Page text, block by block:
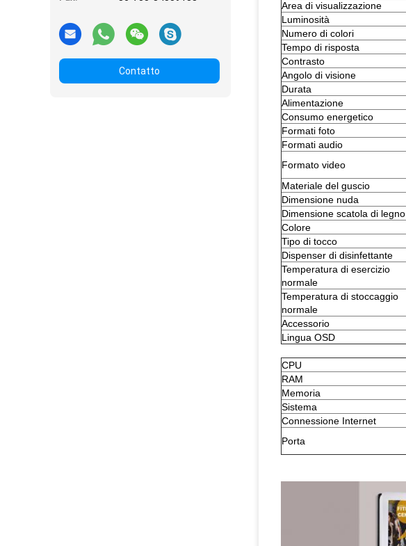
Contatto
Area di visualizzazione
Luminosità
Numero di colori
Tempo di risposta
Contrasto
Angolo di visione
Durata
Alimentazione
Consumo energetico
Formati foto
Formati audio
Formato video
Materiale del guscio
Dimensione nuda
Dimensione scatola di legno
Colore
Tipo di tocco
Dispenser di disinfettante
Temperatura di esercizio
normale
Temperatura di stoccaggio
normale
Accessorio
Lingua OSD
CPU
RAM
Memoria
Sistema
Connessione Internet
Porta